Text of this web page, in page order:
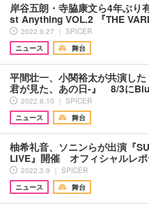
岸谷五朗・寺脇康文ら4年ぶり
st Anything VOL.2 『THE
2022.9.27 ｜ SPICER
ニュース
舞台
平間壮一、小関裕太が共演し
君が見た、あの日-』 8/3に
2022.6.10 ｜ SPICER
ニュース
舞台
柚希礼音、ソニンらが出演『
LIVE』開催 オフィシャルレ
2022.3.9 ｜ SPICER
ニュース
舞台